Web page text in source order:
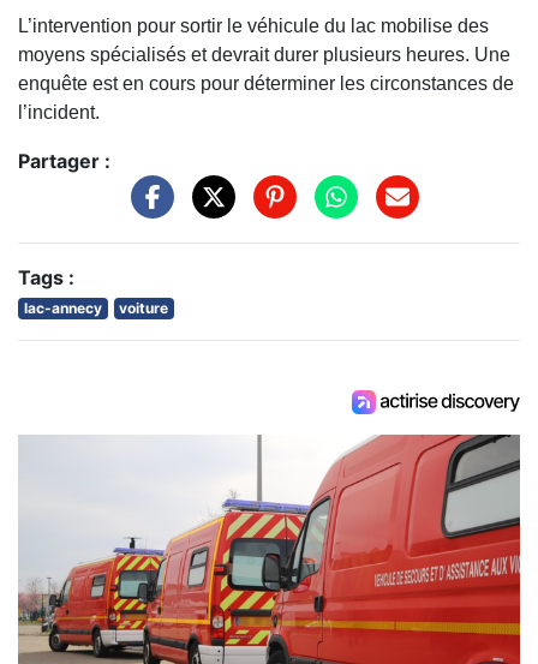
L’intervention pour sortir le véhicule du lac mobilise des
moyens spécialisés et devrait durer plusieurs heures. Une
enquête est en cours pour déterminer les circonstances de
l’incident.
Partager :
Tags :
lac-annecy voiture